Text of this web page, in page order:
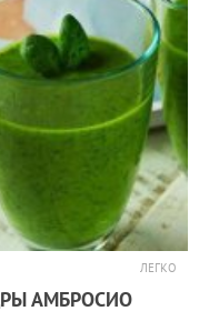
ЛЕГКО
АМБРОСИО